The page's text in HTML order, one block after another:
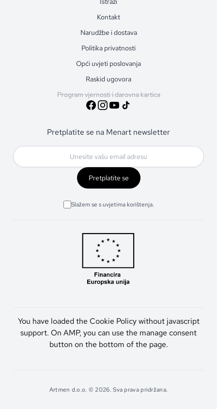
Kontakt
Narudžbe i dostava
Politika privatnosti
Opći uvjeti poslovanja
Raskid ugovora
Program vjernosti i darovna kartica
Pretplatite se na Menart newsletter
Pretplatite se
Slažem se s uvjetima korištenja.
You have loaded the Cookie Policy without javascript
support. On AMP, you can use the manage consent
button on the bottom of the page.
Artmen d.o.o. © 2026. Sva prava pridržana.